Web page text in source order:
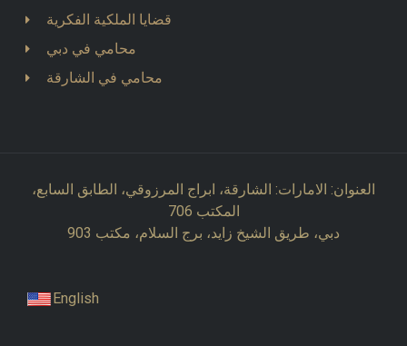
قضايا الملكية الفكرية
محامي في دبي
محامي في الشارقة
العنوان: الامارات: الشارقة، ابراج المرزوقي، الطابق السابع،
المكتب 706
دبي، طريق الشيخ زايد، برج السلام، مكتب 903
English